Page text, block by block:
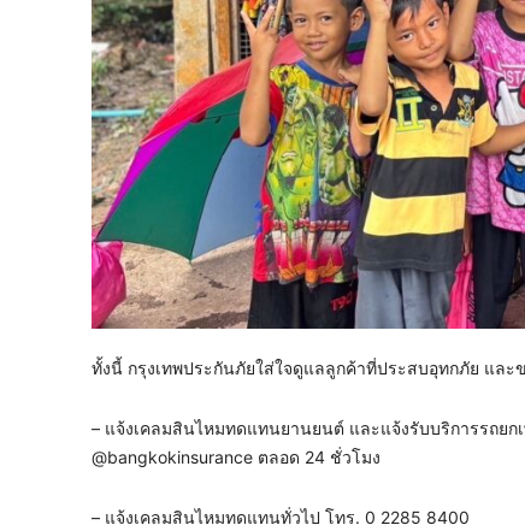
ทั้งนี้ กรุงเทพประกันภัยใส่ใจดูแลลูกค้าที่ประสบอุทกภัย แล
– แจ้งเคลมสินไหมทดแทนยานยนต์ และแจ้งรับบริการรถย
@bangkokinsurance ตลอด 24 ชั่วโมง
– แจ้งเคลมสินไหมทดแทนทั่วไป โทร. 0 2285 8400